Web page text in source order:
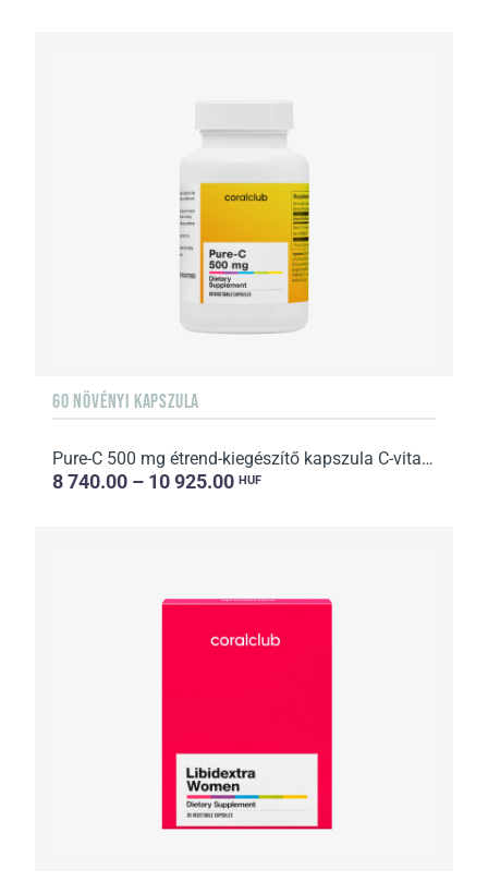
60 NÖVÉNYI KAPSZULA
Pure-C 500 mg étrend-kiegészítő kapszula C-vitaminnal
8 740.00 – 10 925.00 HUF